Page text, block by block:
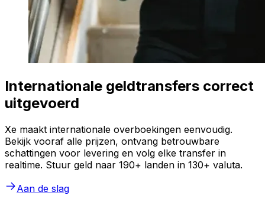
Internationale geldtransfers correct
uitgevoerd
Xe maakt internationale overboekingen eenvoudig.
Bekijk vooraf alle prijzen, ontvang betrouwbare
schattingen voor levering en volg elke transfer in
realtime. Stuur geld naar 190+ landen in 130+ valuta.
Aan de slag